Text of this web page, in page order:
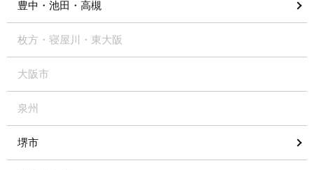
豊中・池田・高槻
枚方・寝屋川・東大阪
大阪市
泉州
堺市